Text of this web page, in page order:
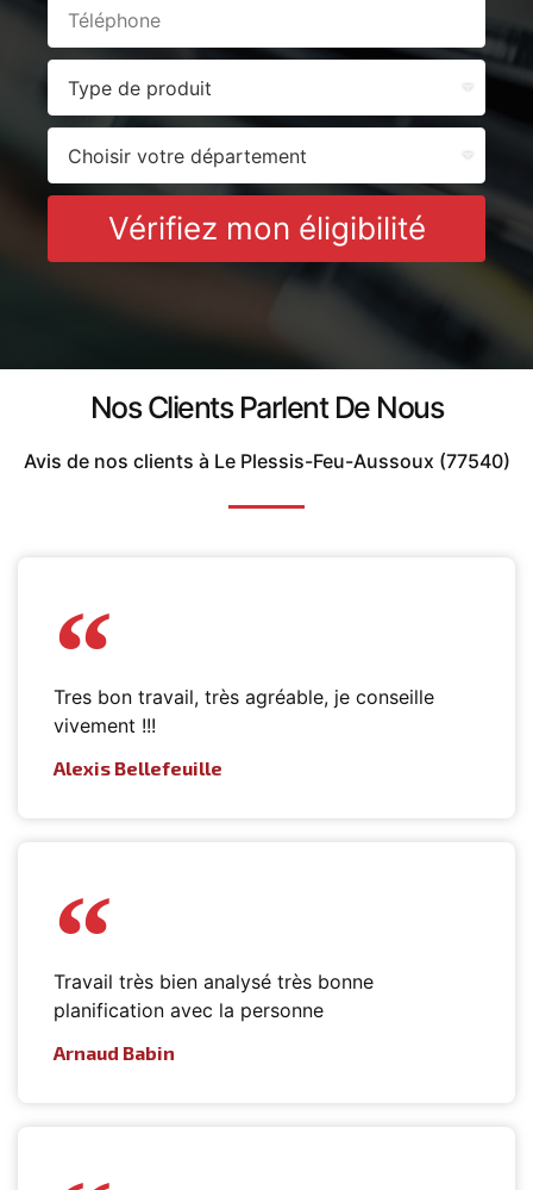
Vérifiez mon éligibilité
Nos Clients Parlent De Nous
Avis de nos clients à Le Plessis-Feu-Aussoux (77540)
Tres bon travail, très agréable, je conseille
vivement !!!
Alexis Bellefeuille
Travail très bien analysé très bonne
planification avec la personne
Arnaud Babin